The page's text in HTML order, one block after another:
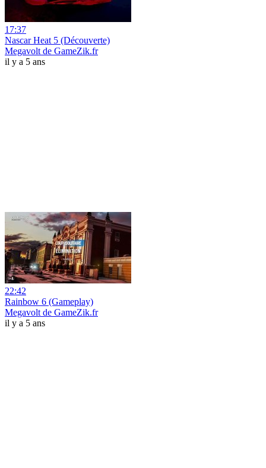
17:37
Nascar Heat 5 (Découverte)
Megavolt de GameZik.fr
il y a 5 ans
22:42
Rainbow 6 (Gameplay)
Megavolt de GameZik.fr
il y a 5 ans